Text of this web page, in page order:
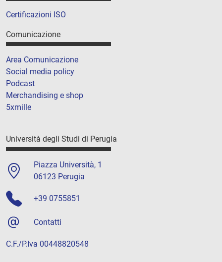
Certificazioni ISO
Comunicazione
Area Comunicazione
Social media policy
Podcast
Merchandising e shop
5xmille
Università degli Studi di Perugia
Piazza Università, 1
06123 Perugia
+39 0755851
Contatti
C.F./P.Iva 00448820548